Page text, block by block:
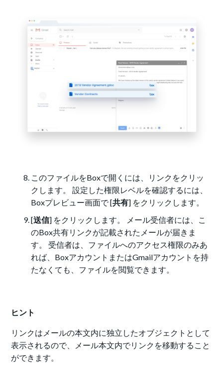
このファイルをBoxで開くには、リンクをクリッ
クします。 設定した権限レベルを確認するには、
Boxプレビュー画面で [共有] をクリックします。
[送信] をクリックします。 メール受信者には、こ
のBox共有リンクが記載されたメールが届きま
す。 受信者は、ファイルへのアクセス権限のみあ
れば、BoxアカウントまたはGmailアカウントを持
たなくても、ファイルを閲覧できます。
ヒント
リンクはメールの本文内に独立したオブジェクトとして
表示されるので、メール本文内でリンクを移動すること
ができます。